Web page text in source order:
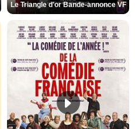
Le Triangle d'or Bande-annonce VF